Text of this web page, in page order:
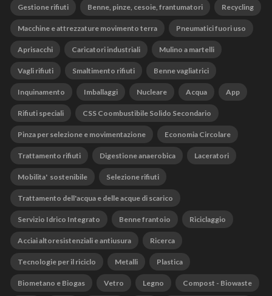
Gestione rifiuti Benne, pinze, cesoie, frantumatori Recycling
Macchine e attrezzature movimento terra Pneumatici fuori uso
Aprisacchi Caricatori industriali Mulino a martelli
Vagli rifiuti Smaltimento rifiuti Benne vagliatrici
Inquinamento Imballaggi Nucleare Acqua App
Rifiuti speciali CSS Coombustibile Solido Secondario
Pinza per selezione e movimentazione Economia Circolare
Trattamento rifiuti Digestione anaerobica Laceratori
Mobilita' sostenibile Selezione rifiuti
Trattamento dell'acqua e delle acque di scarico
Servizio Idrico Integrato Benne frantoio Riciclaggio
Acciai altoresistenziali e antiusura Ricerca
Tecnologie per il riciclo Metalli Plastica
Biometano e Biogas Vetro Legno Compost - Biowaste